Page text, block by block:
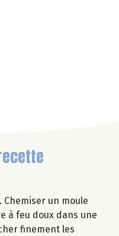
Chemiser un moule
à feu doux dans une
finement les